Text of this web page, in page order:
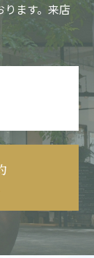
ります。来店